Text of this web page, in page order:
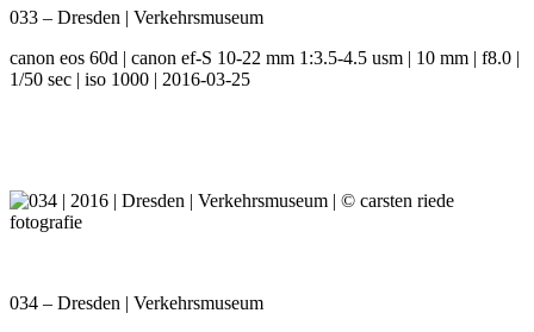
033 – Dresden | Verkehrsmuseum
canon eos 60d | canon ef-S 10-22 mm 1:3.5-4.5 usm | 10 mm | f8.0 |
1/50 sec | iso 1000 | 2016-03-25
034 – Dresden | Verkehrsmuseum